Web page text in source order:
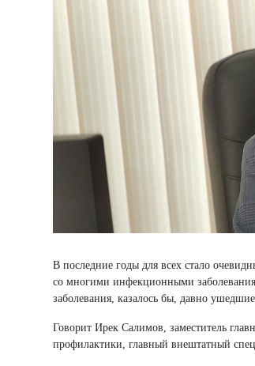
В последние годы для всех стало
со многими инфекционными
заболевания, казалось бы, давно
Говорит Ирек Салимов, заместитель
профилактики, главный внештатный